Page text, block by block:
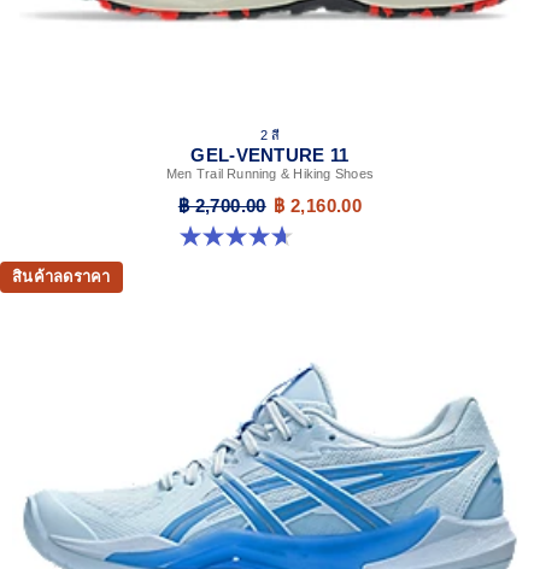
2 สี
GEL-VENTURE 11
Men Trail Running & Hiking Shoes
฿ 2,700.00 ฿ 2,160.00
4.6 จาก 5 ดาว 128 รีวิว
สินค้าลดราคา